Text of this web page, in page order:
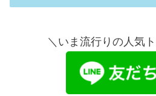
＼いま流行りの人気